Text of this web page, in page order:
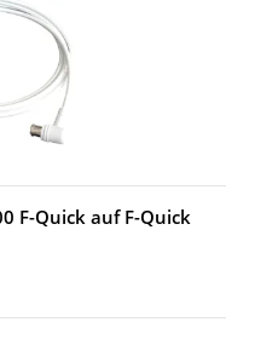
F-Quick auf F-Quick